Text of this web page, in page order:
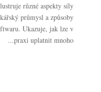
různé aspekty síly
průmysl a způsoby
Ukazuje, jak lze v
praxi uplatnit mnoho...